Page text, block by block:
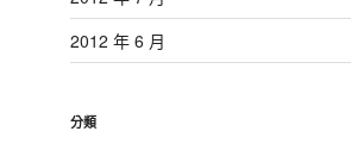
2012 年 6 月
分類